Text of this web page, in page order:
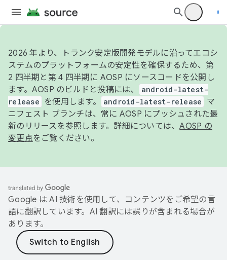
2026 年より、トランク安定版開発モデルに沿ってエコシ
ステムのプラットフォームの安定性を確保するため、第
2 四半期と第 4 四半期に AOSP にソースコードを公開し
ます。AOSP のビルドと投稿には、
android-latest-
release
を使用します。 android-latest-release
マ
ニフェスト ブランチは、常に AOSP にプッシュされた最
新のリリースを参照します。詳細については、AOSP の
変更点をご覧ください。
Google は AI 技術を使用して、コンテンツをご希望の言
語に翻訳しています。AI 翻訳には誤りが含まれる場合が
あります。